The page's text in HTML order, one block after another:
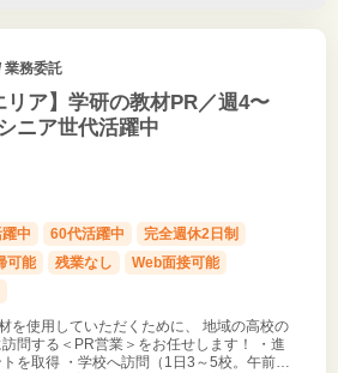
業務委託
リア】学研の教材PR／週4〜
ニア世代活躍中
中 60代活躍中
完全週休2日制
可能 残業なし
Web面接可能
を使用していただくために、 地域の高校の
問する＜PR営業＞をお任せします！ ・進
を取得 ・学校へ訪問（1日3～5校。午前1